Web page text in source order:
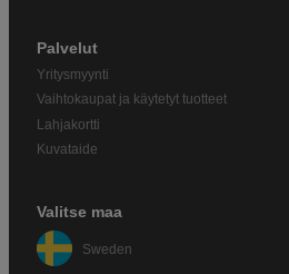
Palvelut
Yritysmyynti
Vaihtokaupat ja käytetyt tuotteet
Lahjakortti
Kuvataide
Valitse maa
Sweden